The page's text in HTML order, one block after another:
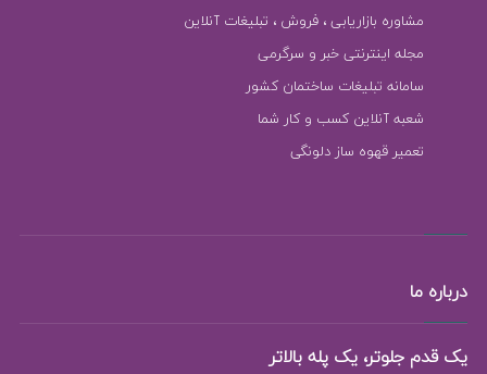
مشاوره بازاریابی ، فروش ، تبلیغات آنلاین
مجله اینترنتی خبر و سرگرمی
سامانه تبلیغات ساختمان کشور
شعبه آنلاین کسب و کار شما
تعمیر قهوه ساز دلونگی
درباره ما
یک قدم جلوتر، یک پله بالاتر